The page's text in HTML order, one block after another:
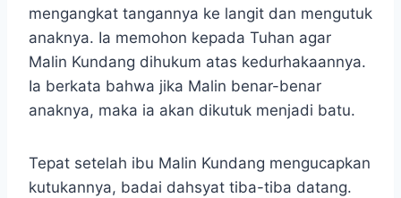
mengangkat tangannya ke langit dan mengutuk
anaknya. Ia memohon kepada Tuhan agar
Malin Kundang dihukum atas kedurhakaannya.
Ia berkata bahwa jika Malin benar-benar
anaknya, maka ia akan dikutuk menjadi batu.
Tepat setelah ibu Malin Kundang mengucapkan
kutukannya, badai dahsyat tiba-tiba datang.